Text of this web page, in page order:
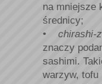
na mniejsze
średnicy;
•
chirashi-
znaczy
sashimi.
warzyw, tofu